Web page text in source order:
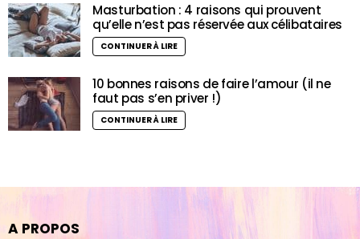
Masturbation : 4 raisons qui prouvent
qu’elle n’est pas réservée aux célibataires
CONTINUER À LIRE
10 bonnes raisons de faire l’amour (il ne
faut pas s’en priver !)
CONTINUER À LIRE
A PROPOS